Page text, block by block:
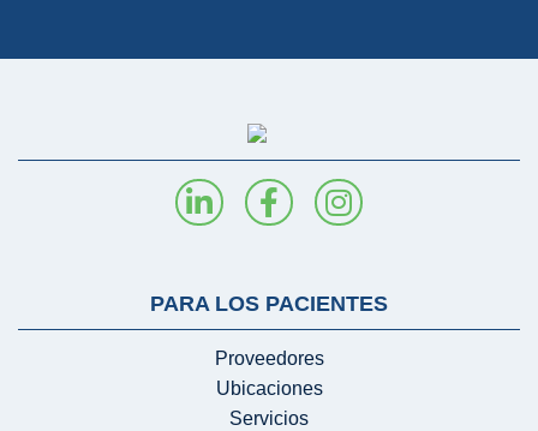
PARA LOS PACIENTES
Proveedores
Ubicaciones
Servicios